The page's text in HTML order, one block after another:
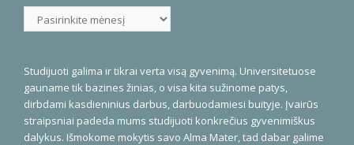
Archyvas
Studijuoti galima ir tikrai verta visą gyvenimą. Universitetuose
gauname tik bazines žinias, o visa kita sužinome patys,
dirbdami kasdieninius darbus, darbuodamiesi buityje. Įvairūs
straipsniai padeda mums studijuoti konkrečius gyvenimiškus
dalykus. Išmokome mokytis savo Alma Mater, tad dabar galime